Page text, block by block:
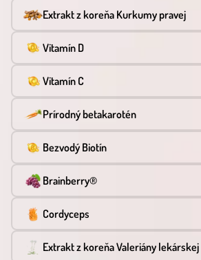
Extrakt z koreňa Kurkumy pravej
Vitamín D
Vitamín C
Prírodný betakarotén
Bezvodý Biotín
Brainberry®
Cordyceps
Extrakt z koreňa Valeriány lekárskej